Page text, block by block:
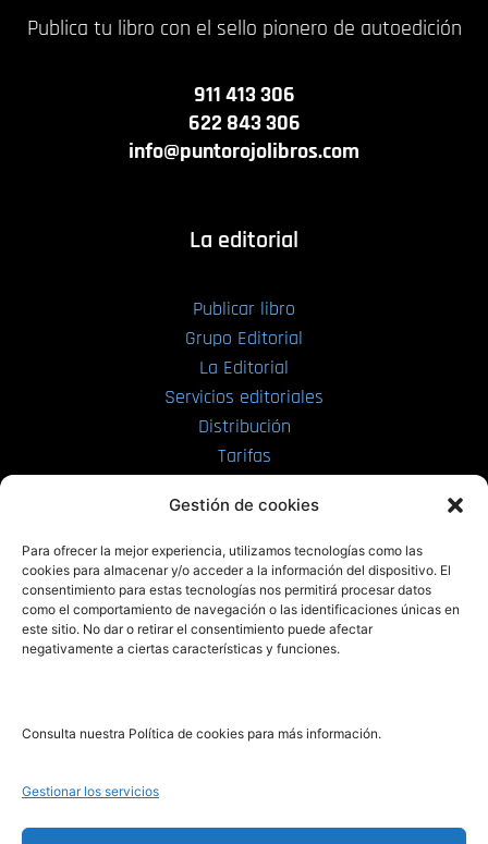
Gestión de cookies
Para ofrecer la mejor experiencia, utilizamos tecnologías como las
cookies para almacenar y/o acceder a la información del dispositivo. El
consentimiento para estas tecnologías nos permitirá procesar datos
como el comportamiento de navegación o las identificaciones únicas en
este sitio. No dar o retirar el consentimiento puede afectar
negativamente a ciertas características y funciones.
Consulta nuestra Política de cookies para más información.
Gestionar los servicios
Publica tu libro con el sello pionero de autoedición
911 413 306
622 843 306
info@puntorojolibros.com
La editorial
Publicar libro
Grupo Editorial
La Editorial
Servicios editoriales
Distribución
Tarifas
PRL | Films
PRL | Play
PRL | LAB
Noticias